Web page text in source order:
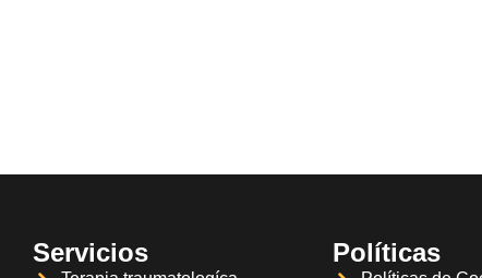
Servicios Políticas